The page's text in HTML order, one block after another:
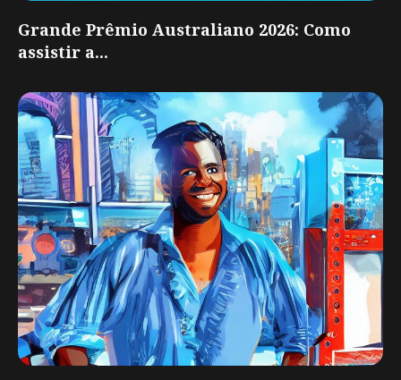
Grande Prêmio Australiano 2026: Como
assistir a...